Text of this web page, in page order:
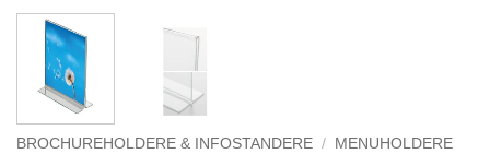
BROCHUREHOLDERE & INFOSTANDERE / MENUHOLDERE